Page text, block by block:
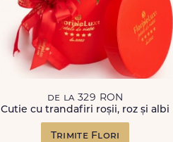
de la 329 RON
Cutie cu trandafiri roșii, roz și albi
Trimite Flori